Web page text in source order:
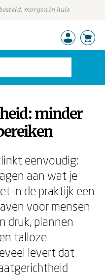
morgen in huis
minder
eenvoudig:
aan wat je
in de praktijk een
voor mensen
druk, plannen
talloze
levert dat